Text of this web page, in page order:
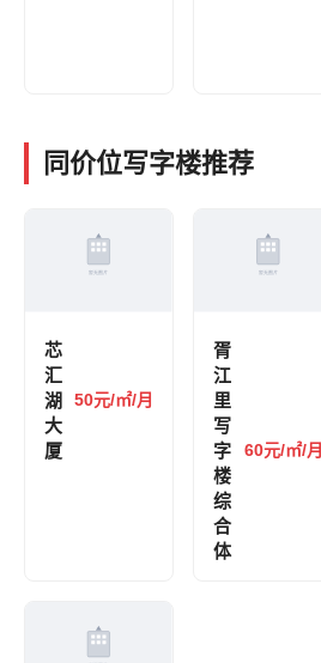
同价位写字楼推荐
芯
汇
湖
大
厦
50元/㎡/月
胥
江
里
写
字
楼
综
合
体
60元/㎡/月